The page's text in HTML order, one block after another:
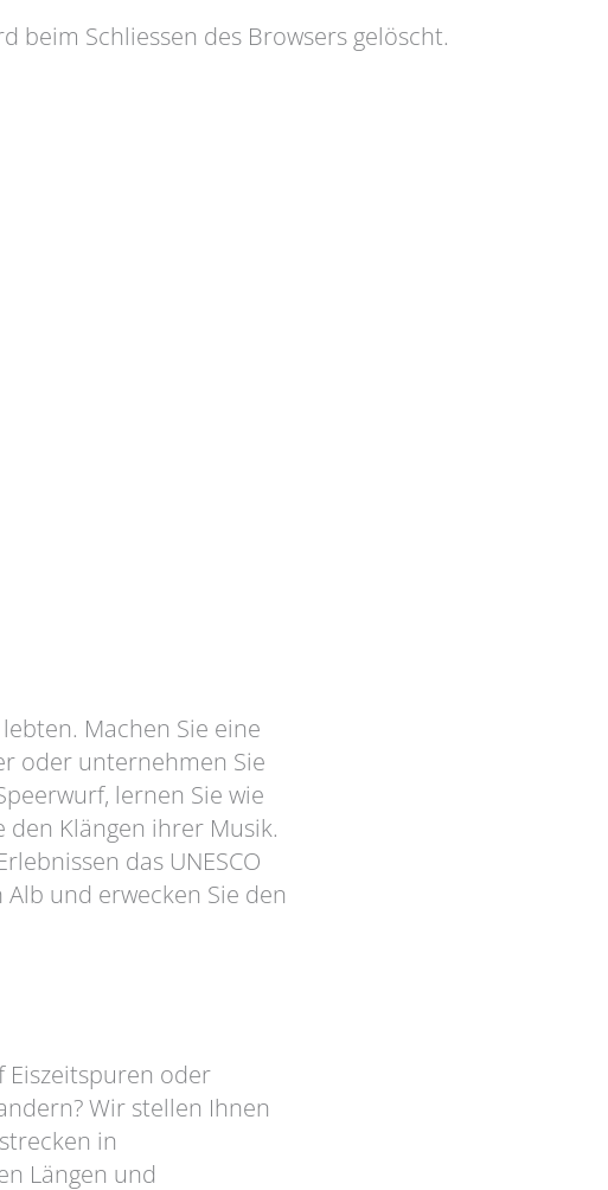
beim Schliessen des Browsers gelöscht.
Machen Sie eine
oder unternehmen Sie
lernen Sie wie
Klängen ihrer Musik.
das UNESCO
und erwecken Sie den
Eiszeitspuren oder
Wir stellen Ihnen
in
Längen und